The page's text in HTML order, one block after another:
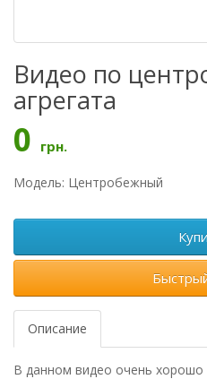
Видео по
агрегата
0 грн.
Модель: Центробежный
Описание
В данном видео очень хорошо